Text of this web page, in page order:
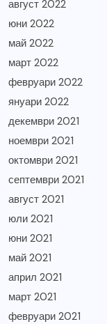
август 2022
юни 2022
май 2022
март 2022
февруари 2022
януари 2022
декември 2021
ноември 2021
октомври 2021
септември 2021
август 2021
юли 2021
юни 2021
май 2021
април 2021
март 2021
февруари 2021